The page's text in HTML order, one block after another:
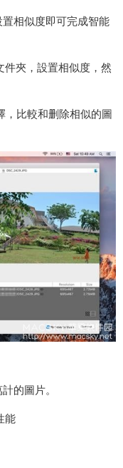
相似度即可完成智能
件夾，設置相似度，然
，比較和删除相似的圖
的圖片。
能